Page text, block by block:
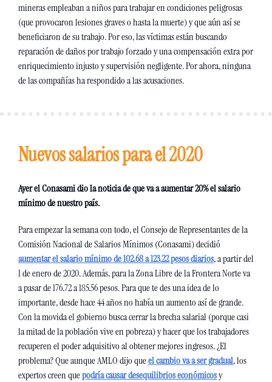
mineras empleaban a niños para trabajar en condiciones peligrosas
(que provocaron lesiones graves o hasta la muerte) y que aún así se
beneficiaron de su trabajo. Por eso, las víctimas están buscando
reparación de daños por trabajo forzado y una compensación extra por
enriquecimiento injusto y supervisión negligente. Por ahora, ninguna
de las compañías ha respondido a las acusaciones.
Nuevos salarios para el 2020
Ayer el Conasami dio la noticia de que va a aumentar 20% el salario
mínimo de nuestro país.
Para empezar la semana con todo, el Consejo de Representantes de la
aumentar el salario mínimo de 102.68 a 123.22 pesos diarios, a partir del
1 de enero de 2020. Además, para la Zona Libre de la Frontera Norte va
a pasar de 176.72 a 185.56 pesos. Para que te des una idea de lo
importante, desde hace 44 años no había un aumento así de grande.
Con la movida el gobierno busca cerrar la brecha salarial (porque casi
la mitad de la población vive en pobreza) y hacer que los trabajadores
recuperen el poder adquisitivo al obtener mejores ingresos. ¿El
problema? Que aunque AMLO dijo que el cambio va a ser gradual, los
expertos creen que podría causar desequilibrios económicos y